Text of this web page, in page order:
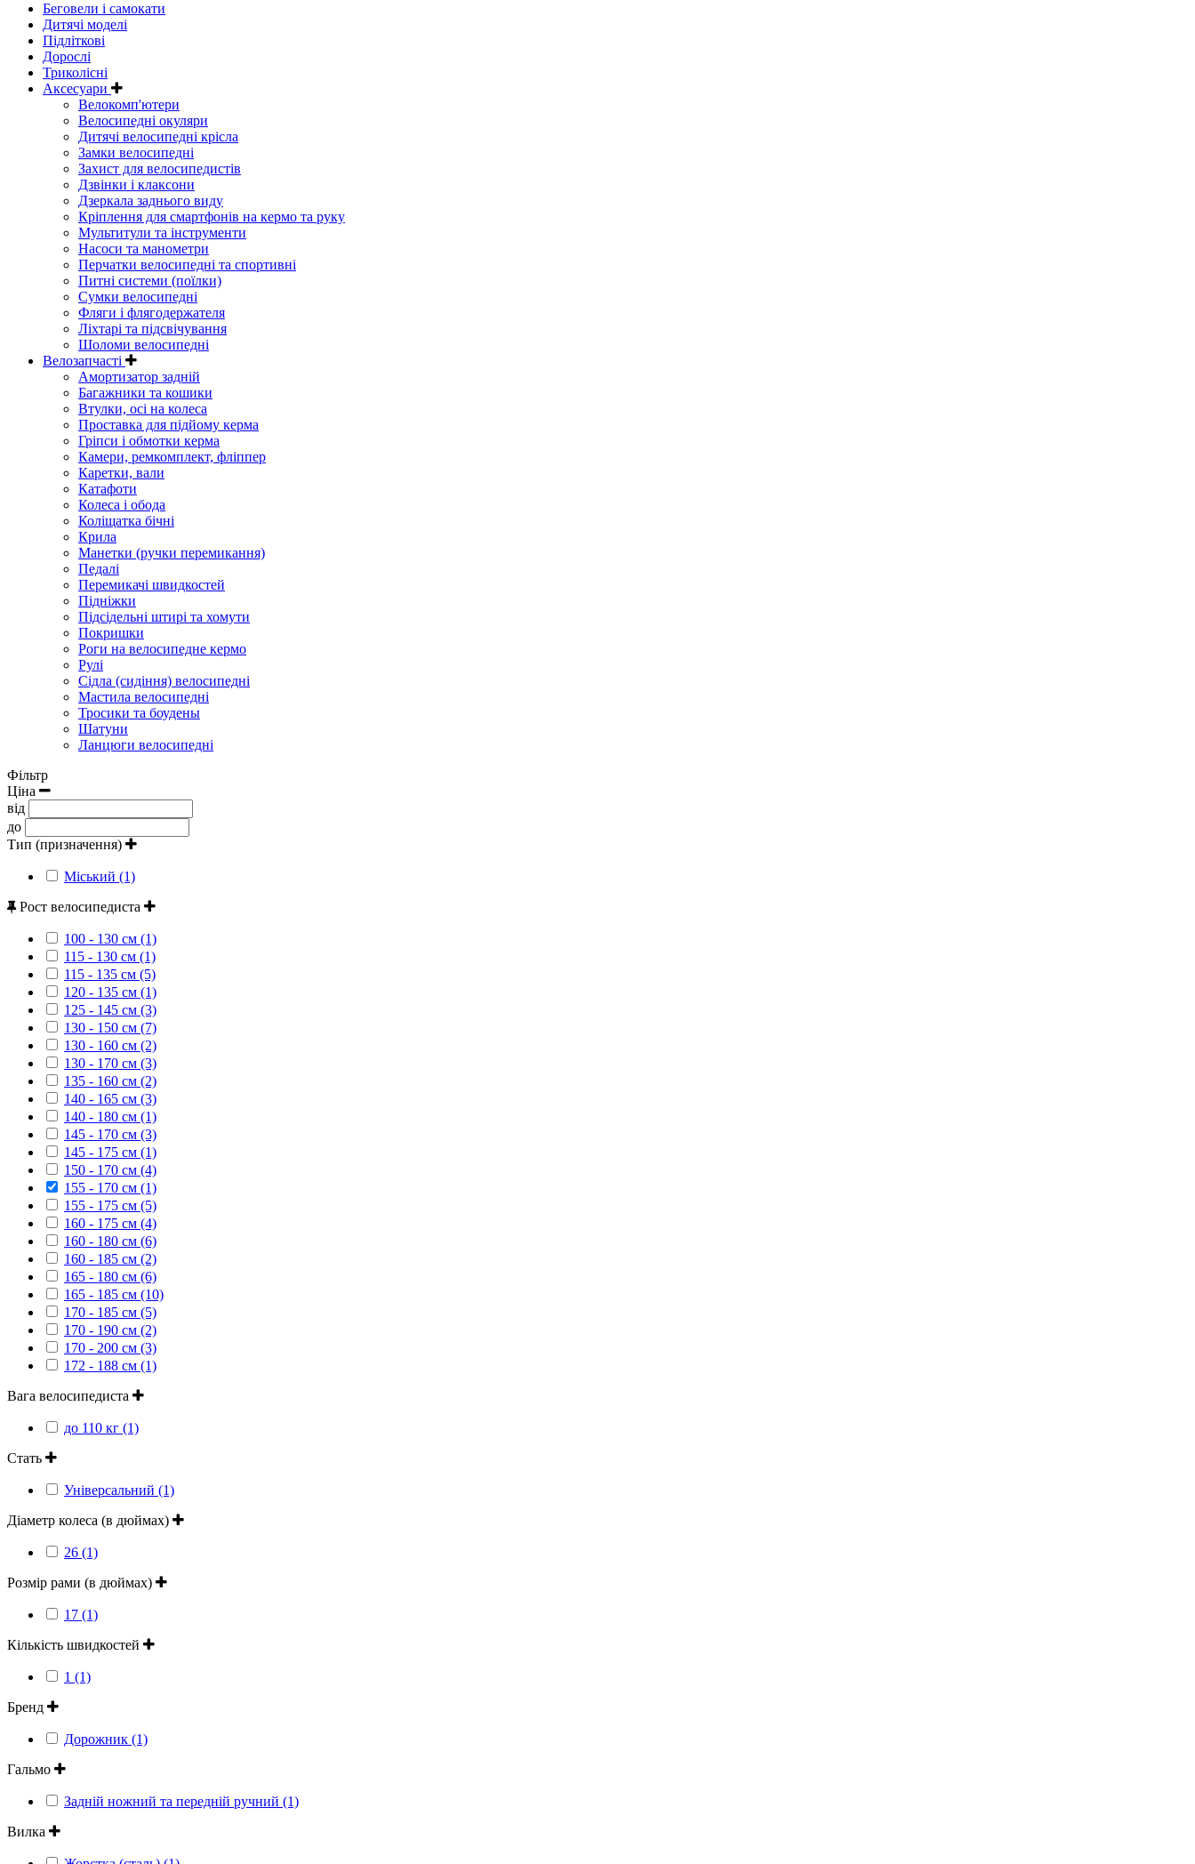
Беговели і самокати
Дитячі моделі
Підліткові
Дорослі
Триколісні
Аксесуари
Велокомп'ютери
Велосипедні окуляри
Дитячі велосипедні крісла
Замки велосипедні
Захист для велосипедистів
Дзвінки і клаксони
Дзеркала заднього виду
Кріплення для смартфонів на кермо та руку
Мультитули та інструменти
Насоси та манометри
Перчатки велосипедні та спортивні
Питні системи (поїлки)
Сумки велосипедні
Фляги і флягодержателя
Ліхтарі та підсвічування
Шоломи велосипедні
Велозапчасті
Амортизатор задній
Багажники та кошики
Втулки, осі на колеса
Проставка для підйому керма
Гріпси і обмотки керма
Камери, ремкомплект, фліппер
Каретки, вали
Катафоти
Колеса і обода
Коліщатка бічні
Крила
Манетки (ручки перемикання)
Педалі
Перемикачі швидкостей
Підніжки
Підсідельні штирі та хомути
Покришки
Роги на велосипедне кермо
Рулі
Сідла (сидіння) велосипедні
Мастила велосипедні
Тросики та боудены
Шатуни
Ланцюги велосипедні
Фільтр
Ціна
від
до
Тип (призначення)
Міський (1)
Рост велосипедиста
100 - 130 см (1)
115 - 130 см (1)
115 - 135 см (5)
120 - 135 см (1)
125 - 145 см (3)
130 - 150 см (7)
130 - 160 см (2)
130 - 170 см (3)
135 - 160 см (2)
140 - 165 см (3)
140 - 180 см (1)
145 - 170 см (3)
145 - 175 см (1)
150 - 170 см (4)
155 - 170 см (1)
155 - 175 см (5)
160 - 175 см (4)
160 - 180 см (6)
160 - 185 см (2)
165 - 180 см (6)
165 - 185 см (10)
170 - 185 см (5)
170 - 190 см (2)
170 - 200 см (3)
172 - 188 см (1)
Вага велосипедиста
до 110 кг (1)
Стать
Універсальний (1)
Діаметр колеса (в дюймах)
26 (1)
Розмір рами (в дюймах)
17 (1)
Кількість швидкостей
1 (1)
Бренд
Дорожник (1)
Гальмо
Задній ножний та передній ручний (1)
Вилка